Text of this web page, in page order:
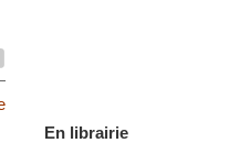
En librairie